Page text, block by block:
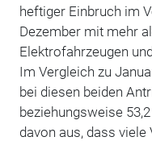
heftiger Einbruch im
Dezember mit mehr
Elektrofahrzeugen
Im Vergleich zu
bei diesen beiden
beziehungsweise
davon aus, dass